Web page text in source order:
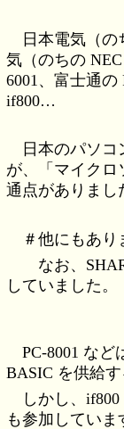
日本電気（の
気（のちの
6001、富士通
if800…
日本のパソ
が、「マイクロ
通点がありまし
＃他にもあり
なお、
していました。
PC-8001 など
BASIC を供給す
しかし、
も参加してい